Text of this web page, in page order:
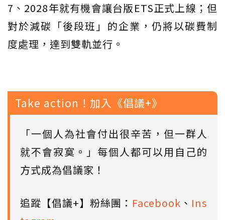
7、2028年就有機會讓台版ETS正式上線；但
對於減碳「後段班」的企業，仍將以碳費制
度處理，達到雙軌並行。
Take action！加入《倡議+》
「一個人為社會付出很辛苦，但一群人
就不會寂寞。」每個人都可以用自己的
方式成為倡議家！
追蹤【倡議+】粉絲團： Facebook 、 Ins